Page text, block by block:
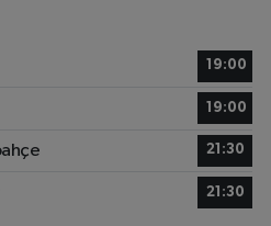
19:00
19:00
21:30
21:30